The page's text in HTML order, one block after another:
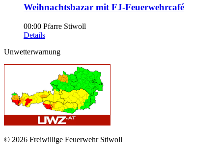
Weihnachtsbazar mit FJ-Feuerwehrcafé
00:00 Pfarre Stiwoll
Details
Unwetterwarnung
© 2026 Freiwillige Feuerwehr Stiwoll